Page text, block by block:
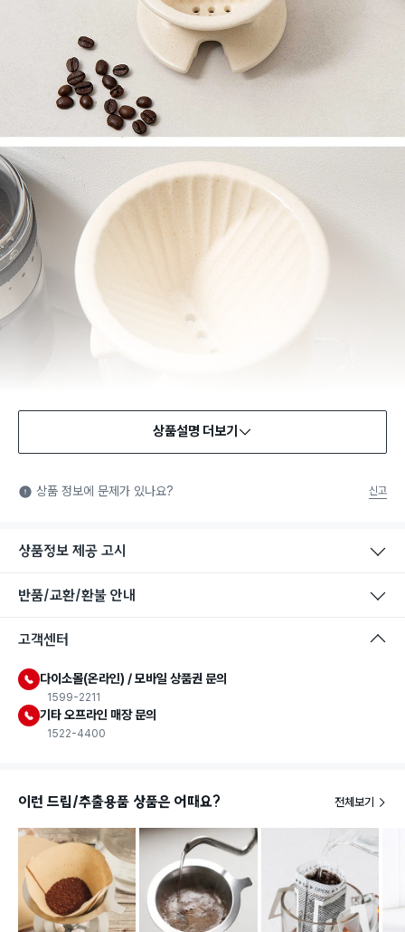
식품용 기구: 식품위생법에서 정한 규격에 따라 제조되어 식품 또
는 식품첨가물에 사용할 수 있는 식품용기구라는 표시입니다.
상품설명 더보기
상품 정보에 문제가 있나요? 신고
상품정보 제공 고시
반품/교환/환불 안내
고객센터
다이소몰(온라인) / 모바일 상품권 문의
1599-2211
기타 오프라인 매장 문의
1522-4400
이런 드립/추출용품 상품은 어때요? 전체보기